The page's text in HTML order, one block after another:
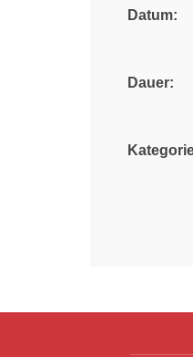
Datum:
Dauer: